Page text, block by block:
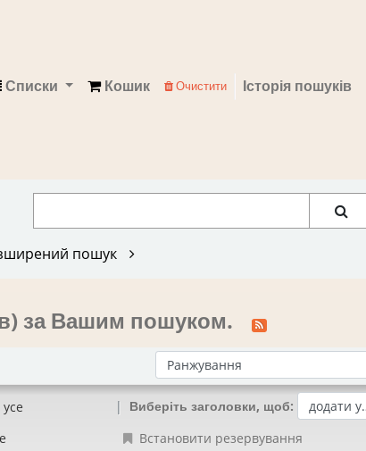
Кошик
Списки Історія пошуків
Очистити
пошук
за Вашим пошуком.
Сортувати за:
Виберіть заголовки, щоб:
Встановити резервування